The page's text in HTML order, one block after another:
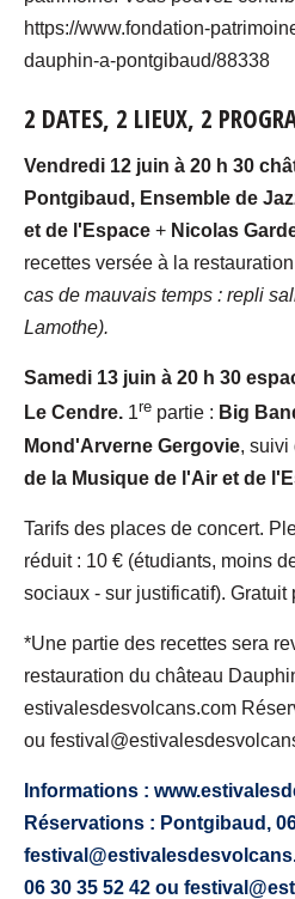
https://www.fondation-
dauphin-a-pontgibaud/88338
2 DATES, 2 LIEUX, 2
Vendredi 12 juin à 20 h 30
Pontgibaud, Ensemble de
et de l'Espace + Nicolas
recettes versée à la
cas de mauvais temps : repli
Lamothe).
Samedi 13 juin à 20 h 30
Le Cendre. 1re partie : Big
Mond'Arverne Gergovie, suivi
de la Musique de l'Air et de
Tarifs des places de concert.
réduit : 10 € (étudiants, moins
sociaux - sur justificatif).
*Une partie des recettes sera
restauration du château
estivalesdesvolcans.com
ou
Informations :
Réservations : Pontgibaud,
06 30 35 52 42 ou